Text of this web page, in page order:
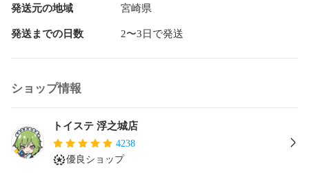
発送元の地域 宮崎県
発送までの日数 2〜3日で発送
ショップ情報
トイステ 浮之城店
4238
優良ショップ